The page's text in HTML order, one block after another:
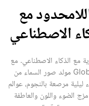
مع
الاصطناعي
مع الذكاء الاصطناعي. مع
مولد صور السماء من GlobalGPT، يمكنك إنشاء سماء زرقاء هادئة،
مرصعة بالنجوم، عوالم
الضوء واللون والعاطفة